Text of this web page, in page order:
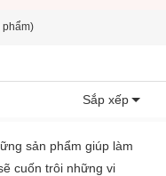
phẩm)
Sắp xếp
sản phẩm giúp làm
cuốn trôi những vi